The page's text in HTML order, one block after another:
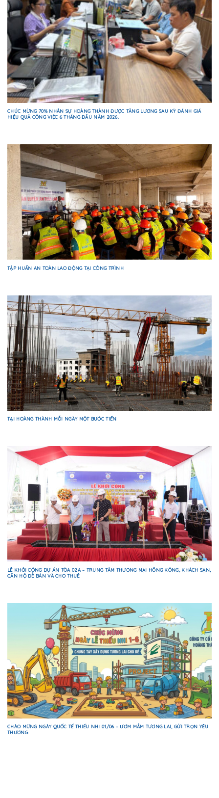
CHÚC MỪNG 70% NHÂN SỰ HOÀNG THÀNH ĐƯỢC TĂNG LƯƠNG SAU KỲ ĐÁNH GIÁ
HIỆU QUẢ CÔNG VIỆC 6 THÁNG ĐẦU NĂM 2026.
TẬP HUẤN AN TOÀN LAO ĐỘNG TẠI CÔNG TRÌNH
TẠI HOÀNG THÀNH MỖI NGÀY MỘT BƯỚC TIẾN
LỄ KHỞI CÔNG DỰ ÁN TÒA 02A – TRUNG TÂM THƯƠNG MẠI HỒNG KÔNG, KHÁCH SẠN,
CĂN HỘ ĐỂ BÁN VÀ CHO THUÊ
CHÀO MỪNG NGÀY QUỐC TẾ THIẾU NHI 01/06 – ƯƠM MẦM TƯƠNG LAI, GỬI TRỌN YÊU
THƯƠNG